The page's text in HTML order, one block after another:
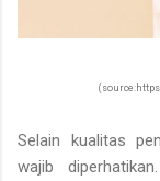
Selain kualitas
wajib